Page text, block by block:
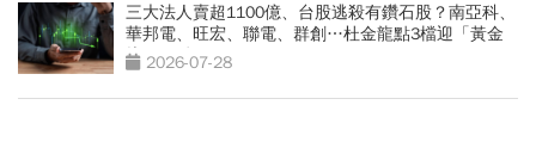
三大法人賣超1100億、台股逃殺有鑽石股？南亞科、
華邦電、旺宏、聯電、群創…杜金龍點3檔迎「黃金
坑」買點
2026-07-28